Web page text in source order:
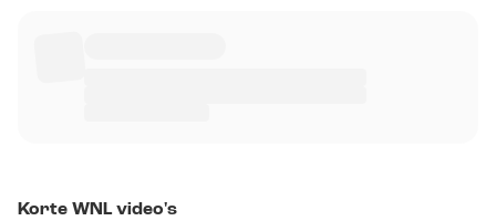
Korte WNL video's